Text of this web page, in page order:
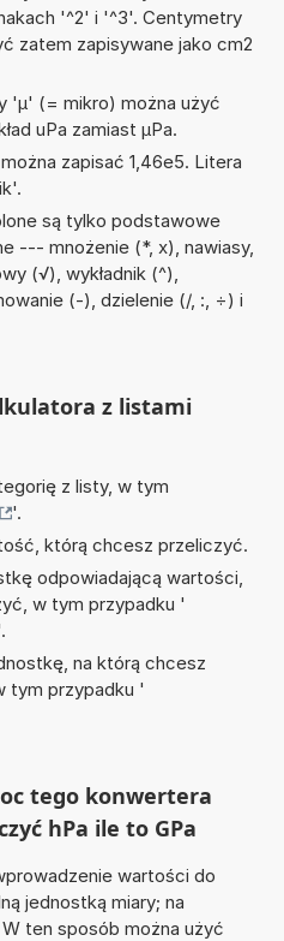
'^2' i '^3'. Centymetry
zatem zapisywane jako cm2
'µ' (= mikro) można użyć
uPa zamiast µPa.
zapisać 1,46e5. Litera
są tylko podstawowe
--- mnożenie (*, x), nawiasy,
(√), wykładnik (^),
(-), dzielenie (/, :, ÷) i
z listami
z listy, w tym
'.
którą chcesz przeliczyć.
odpowiadającą wartości,
w tym przypadku '
na którą chcesz
tym przypadku '
tego konwertera
hPa ile to GPa
wartości do
jednostką miary; na
ten sposób można użyć